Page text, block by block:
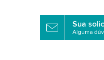
Sua
Alguma